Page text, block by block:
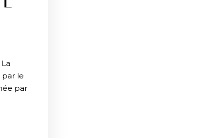
par le
par